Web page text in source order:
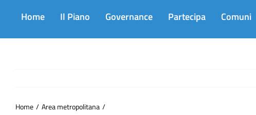
Home Il Piano Governance Partecipa Comuni
Home Area metropolitana